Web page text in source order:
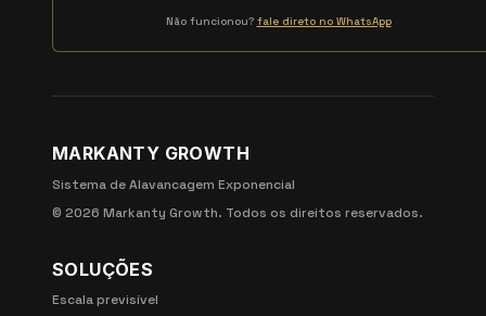
Não funcionou? fale direto no WhatsApp
MARKANTY GROWTH
Sistema de Alavancagem Exponencial
© 2026 Markanty Growth. Todos os direitos reservados.
SOLUÇÕES
Escala previsível